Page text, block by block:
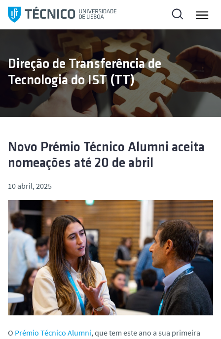
l
a
Direção de Transferência de
Tecnologia do IST (TT)
Novo Prémio Técnico Alumni aceita
nomeações até 20 de abril
10 abril, 2025
O Prémio Técnico Alumni, que tem este ano a sua primeira